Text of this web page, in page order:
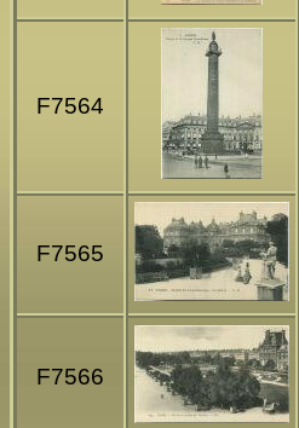
F7564
F7565
F7566